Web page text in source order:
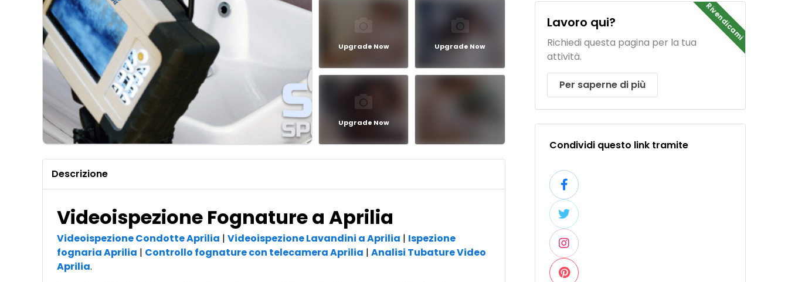
Upgrade Now Upgrade Now
Upgrade Now
Descrizione
Videoispezione Fognature a Aprilia
Videoispezione Condotte Aprilia | Videoispezione Lavandini a Aprilia | Ispezione
fognaria Aprilia | Controllo fognature con telecamera Aprilia | Analisi Tubature Video
Aprilia.
Rivendicami
Lavoro qui?
Richiedi questa pagina per la tua
attività.
Per saperne di più
Condividi questo link tramite